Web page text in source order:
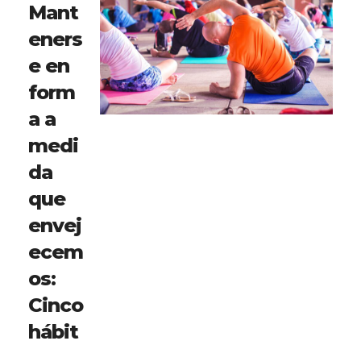
Mant
eners
e en
form
a a
medi
da
que
envej
ecem
os:
Cinco
hábit